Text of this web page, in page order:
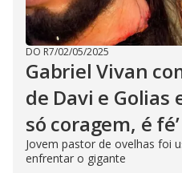
DO R7/02/05/2025
Gabriel Vivan
de Davi e Golias
só coragem, é fé’
Jovem pastor de ovelhas foi
enfrentar o gigante